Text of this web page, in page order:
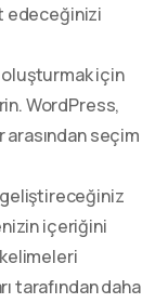
edeceğinizi
için
WordPress,
arasından seçim
içeriğini
tarafından daha